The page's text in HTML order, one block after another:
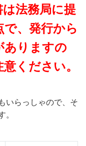
法務局に提
、発行から
ありますの
ください。
いらっしゃので、そ